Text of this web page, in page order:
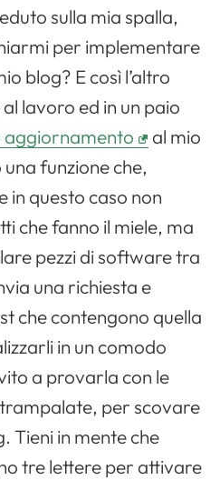
sulla mia spalla,
per implementare
blog? E così l’altro
lavoro ed in un paio
aggiornamento
al mio
funzione che,
in questo caso non
che fanno il miele, ma
pezzi di software tra
una richiesta e
che contengono quella
in un comodo
a provarla con le
per scovare
Tieni in mente che
tre lettere per attivare